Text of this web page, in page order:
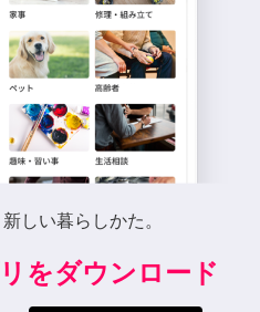
しい暮らしかた。
をダウンロード